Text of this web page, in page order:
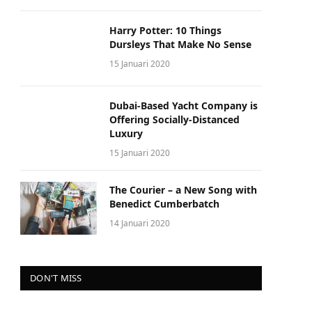
Harry Potter: 10 Things
Dursleys That Make No Sense
15 Januari 2020
Dubai-Based Yacht Company is
Offering Socially-Distanced
Luxury
15 Januari 2020
The Courier – a New Song with
Benedict Cumberbatch
14 Januari 2020
DON'T MISS